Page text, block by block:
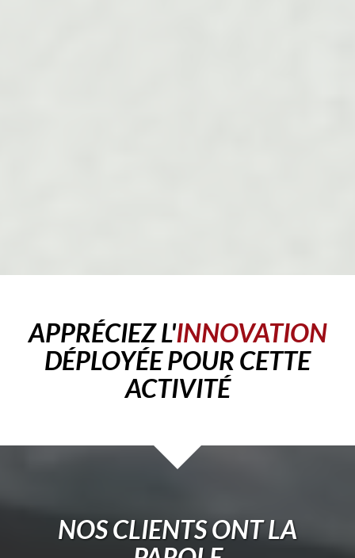
APPRÉCIEZ L'INNOVATION
DÉPLOYÉE POUR CETTE
ACTIVITÉ
NOS CLIENTS ONT LA